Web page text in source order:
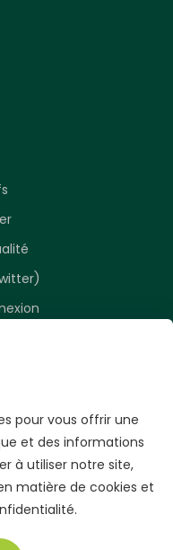
opportunités.
pour vous offrir une
et des informations
à utiliser notre site,
matière de cookies et